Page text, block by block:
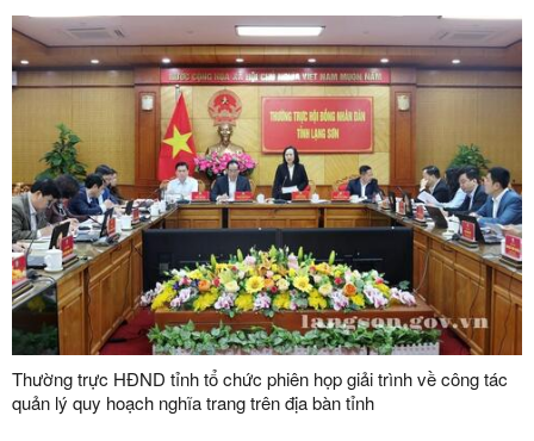
Thường trực HĐND tỉnh tổ chức phiên họp giải trình về công tác
quản lý quy hoạch nghĩa trang trên địa bàn tỉnh